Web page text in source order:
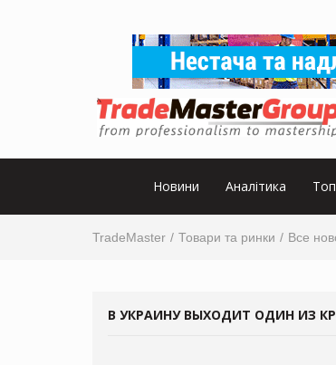
Новини Аналітика
TradeMaster Товари та ринки Все
В УКРАИНУ ВЫХОДИТ ОДИН ИЗ